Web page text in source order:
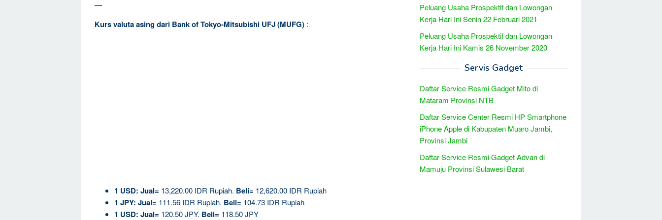
—
Kurs valuta asing dari Bank of Tokyo-Mitsubishi UFJ (MUFG) :
1 USD: Jual= 13,220.00 IDR Rupiah. Beli= 12,620.00 IDR Rupiah
1 JPY: Jual= 111.56 IDR Rupiah. Beli= 104.73 IDR Rupiah
1 USD: Jual= 120.50 JPY. Beli= 118.50 JPY
Peluang Usaha Prospektif dan Lowongan
Kerja Hari Ini Senin 22 Februari 2021
Peluang Usaha Prospektif dan Lowongan
Kerja Hari Ini Kamis 26 November 2020
Servis Gadget
Daftar Service Resmi Gadget Mito di
Mataram Provinsi NTB
Daftar Service Center Resmi HP Smartphone
iPhone Apple di Kabupaten Muaro Jambi,
Provinsi Jambi
Daftar Service Resmi Gadget Advan di
Mamuju Provinsi Sulawesi Barat